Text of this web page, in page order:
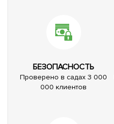
БЕЗОПАСНОСТЬ
Проверено в садах 3 000
000 клиентов